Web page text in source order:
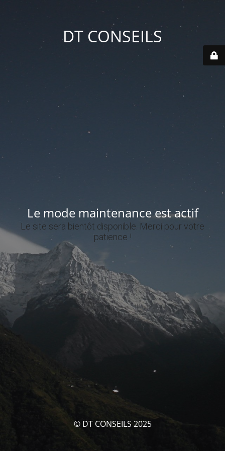
DT CONSEILS
Le mode maintenance est actif
Le site sera bientôt disponible. Merci pour votre
patience !
© DT CONSEILS 2025